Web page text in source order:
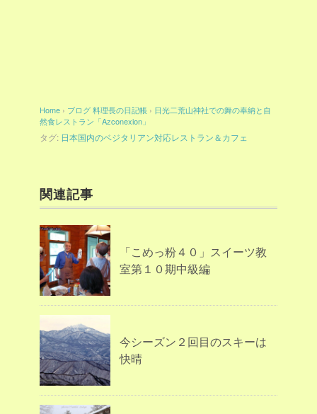
Home › ブログ料理長の日記帳 › 日光二荒山神社での舞の奉納と自
然食レストラン「Azconexion」
タグ: 日本国内のベジタリアン対応レストラン＆カフェ
関連記事
「こめっ粉４０」スイーツ教
室第１０期中級編
今シーズン２回目のスキーは
快晴